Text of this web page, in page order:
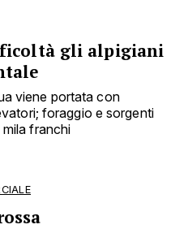
gli alpigiani
viene portata con
foraggio e sorgenti
franchi